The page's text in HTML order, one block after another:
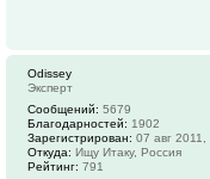
Odissey
Эксперт
Сообщений: 5679
Благодарностей: 1902
Зарегистрирован: 07 авг 2011,
Откуда: Ищу Итаку, Россия
Рейтинг: 791